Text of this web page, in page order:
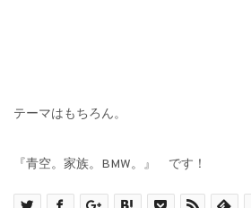
テーマはもちろん。
『青空。家族。BMW。』 です！